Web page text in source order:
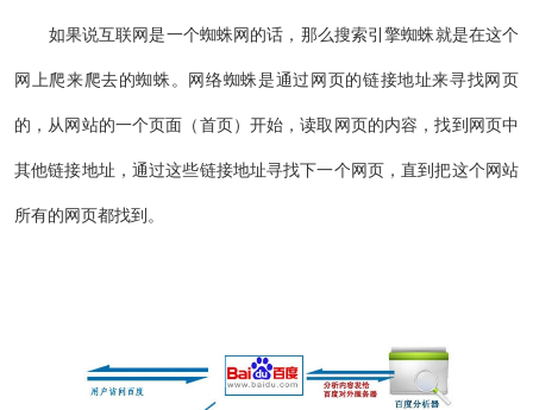
如果说互联网是一个蜘蛛网的话，那么搜索引擎蜘蛛就是在这个
网上爬来爬去的蜘蛛。网络蜘蛛是通过网页的链接地址来寻找网页
的，从网站的一个页面（首页）开始，读取网页的内容，找到网页中
其他链接地址，通过这些链接地址寻找下一个网页，直到把这个网站
所有的网页都找到。